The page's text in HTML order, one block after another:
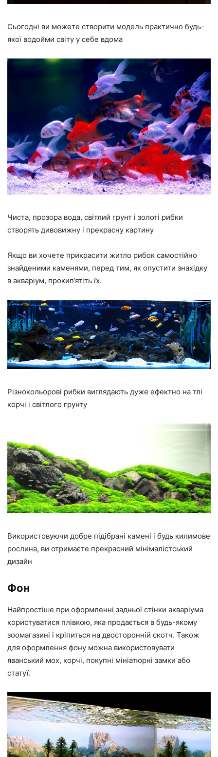
Сьогодні ви можете створити модель практично будь-
якої водойми світу у себе вдома
Чиста, прозора вода, світлий грунт і золоті рибки
створять дивовижну і прекрасну картину
Якщо ви хочете прикрасити житло рибок самостійно
знайденими каменями, перед тим, як опустити знахідку
в акваріум, прокип’ятіть їх.
Різнокольорові рибки виглядають дуже ефектно на тлі
корчі і світлого грунту
Використовуючи добре підібрані камені і будь килимове
рослина, ви отримаєте прекрасний мінімалістський
дизайн
Фон
Найпростіше при оформленні задньої стінки акваріума
користуватися плівкою, яка продається в будь-якому
зоомагазині і кріпиться на двосторонній скотч. Також
для оформлення фону можна використовувати
яванський мох, корчі, покупні мініатюрні замки або
статуї.